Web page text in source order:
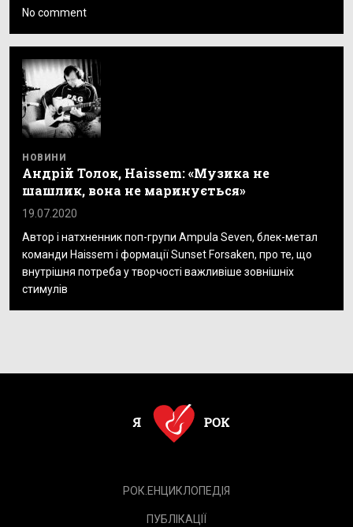
No comment
НОВИНИ
Андрій Толок, Haissem: «Музика не
шашлик, вона не маринується»
19.07.2020
Автор і натхненник поп-групи Ampula Seven, блек-метал
команди Haissem і формації Sunset Forsaken, про те, що
внутрішня потреба у творчості важливіше зовнішніх
стимулів
РОК.ЕНЦИКЛОПЕДІЯ
ПУБЛІКАЦІЇ